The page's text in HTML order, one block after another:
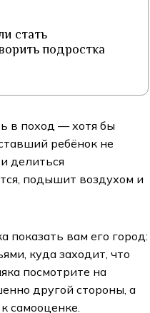
стать
подростка
в поход — хотя бы
ребёнок не
делиться
подышит воздухом и
показать вам его город:
куда заходит, что
посмотрите на
другой стороны, а
самооценке.